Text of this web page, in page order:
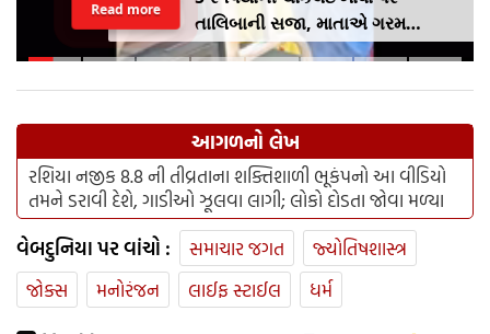
તાલિબાની સજા, માતાએ ગરમ
ચપ્પુથી પુત્રના પગમાં આપ્યો ડામ,
Read more
આગળનો લેખ
રશિયા નજીક 8.8 ની તીવ્રતાના શક્તિશાળી ભૂકંપનો આ વીડિયો
તમને ડરાવી દેશે, ગાડીઓ ઝૂલવા લાગી; લોકો દોડતા જોવા મળ્યા
વેબદુનિયા પર વાંચો : સમાચાર જગત
જ્યોતિષશાસ્ત્ર
જોક્સ
મનોરંજન લાઈફ સ્ટાઈલ ધર્મ